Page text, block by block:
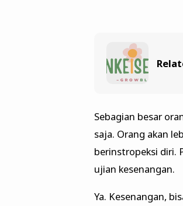
Sebagian besar
saja. Orang akan
berinstropeksi diri.
ujian kesenangan.
Ya. Kesenangan,